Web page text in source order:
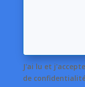
J'ai lu et
de